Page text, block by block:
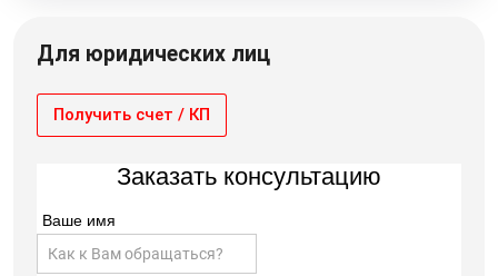
Для юридических лиц
Получить счет / КП
Заказать консультацию
Ваше имя